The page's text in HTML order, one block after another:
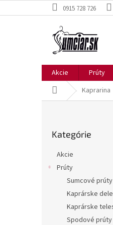
na
0915 728 726
Akcie Prúty
DomovKaprarina
kategórie
Kategórie
Akcie
Prúty
Sumcové prúty
Kaprárske
Kaprárske
Spodové prúty